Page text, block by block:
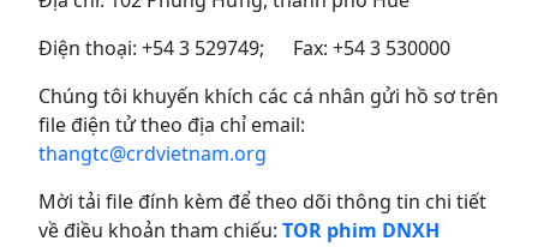
Điện thoại: +54 3 529749; Fax: +54 3 530000
Chúng tôi khuyến khích các cá nhân gửi hồ sơ trên
file điện tử theo địa chỉ email:
thangtc@crdvietnam.org
Mời tải file đính kèm để theo dõi thông tin chi tiết
về điều khoản tham chiếu: TOR phim DNXH